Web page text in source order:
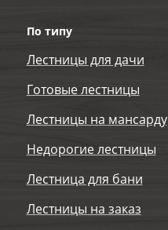
По типу
Лестницы для дачи
Готовые лестницы
Лестницы на мансарду
Недорогие лестницы
Лестница для бани
Лестницы на заказ